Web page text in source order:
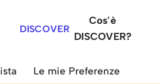
DISCOVER
Cos'è
DISCOVER?
Le mie Preferenze